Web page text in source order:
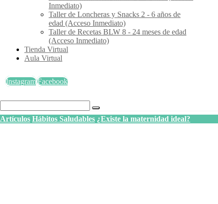
Inmediato)
Taller de Loncheras y Snacks 2 - 6 años de
edad (Acceso Inmediato)
Taller de Recetas BLW 8 - 24 meses de edad
(Acceso Inmediato)
Tienda Virtual
Aula Virtual
InstagramFacebook
Artículos Hábitos Saludables ¿Existe la maternidad ideal?